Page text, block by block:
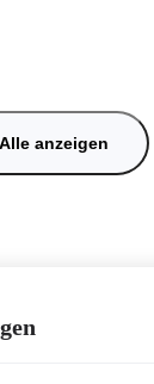
Alle anzeigen